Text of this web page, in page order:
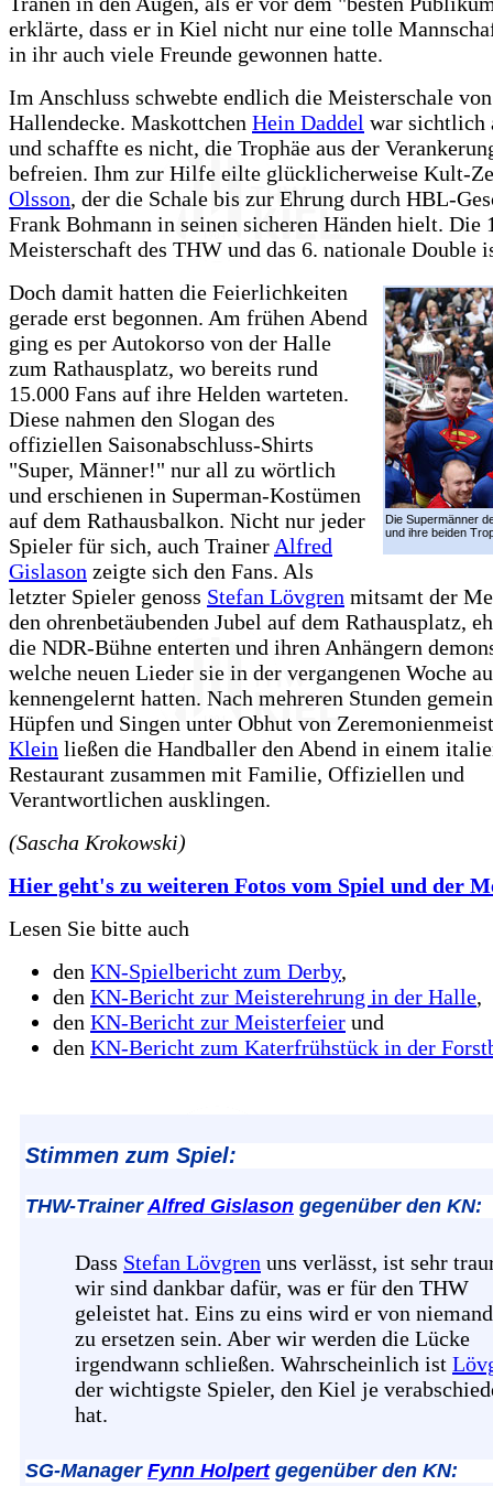
erklärte, dass er in Kiel nicht nur eine tolle
in ihr auch viele Freunde gewonnen hatte.
Im Anschluss schwebte endlich die Meisterschale
Hallendecke. Maskottchen Hein Daddel war sichtlich
und schaffte es nicht, die Trophäe aus der
befreien. Ihm zur Hilfe eilte glücklicherweise Kult-
Olsson, der die Schale bis zur Ehrung durch HBL-
Frank Bohmann in seinen sicheren Händen hielt. Die
Meisterschaft des THW und das 6. nationale Double
Die Supermänner
und ihre beiden
Doch damit hatten die Feierlichkeiten
gerade erst begonnen. Am frühen Abend
ging es per Autokorso von der Halle
zum Rathausplatz, wo bereits rund
15.000 Fans auf ihre Helden warteten.
Diese nahmen den Slogan des
offiziellen Saisonabschluss-Shirts
"Super, Männer!" nur all zu wörtlich
und erschienen in Superman-Kostümen
auf dem Rathausbalkon. Nicht nur jeder
Spieler für sich, auch Trainer Alfred
Gislason zeigte sich den Fans. Als
letzter Spieler genoss Stefan Lövgren mitsamt der
den ohrenbetäubenden Jubel auf dem Rathausplatz,
die NDR-Bühne enterten und ihren Anhängern
welche neuen Lieder sie in der vergangenen Woche
kennengelernt hatten. Nach mehreren Stunden
Hüpfen und Singen unter Obhut von
Klein ließen die Handballer den Abend in einem
Restaurant zusammen mit Familie, Offiziellen und
Verantwortlichen ausklingen.
(Sascha Krokowski)
Hier geht's zu weiteren Fotos vom Spiel und der
Lesen Sie bitte auch
den KN-Spielbericht zum Derby,
den KN-Bericht zur Meisterehrung in der Halle,
den KN-Bericht zur Meisterfeier und
den KN-Bericht zum Katerfrühstück in der
Stimmen zum Spiel:
THW-TrainerAlfred Gislason gegenüber den KN:
Dass Stefan Lövgren uns verlässt, ist sehr
wir sind dankbar dafür, was er für den THW
geleistet hat. Eins zu eins wird er von
zu ersetzen sein. Aber wir werden die Lücke
irgendwann schließen. Wahrscheinlich ist
der wichtigste Spieler, den Kiel je
hat.
SG-Manager Fynn Holpertgegenüber den KN: